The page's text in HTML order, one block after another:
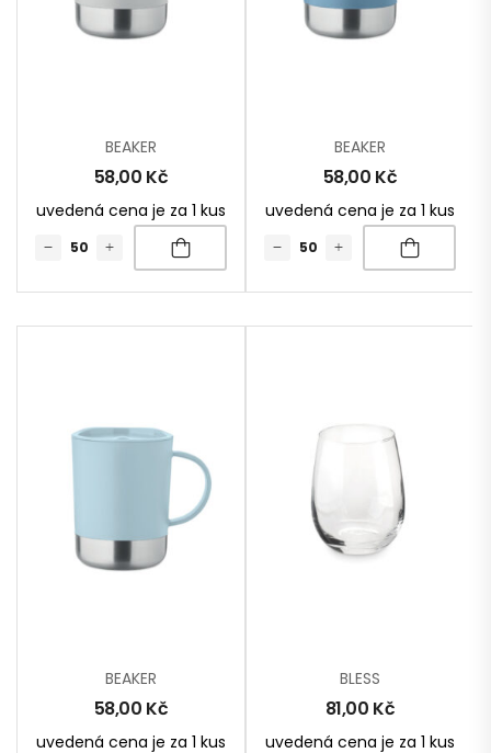
BEAKER
58,00 Kč
uvedená cena je za 1 kus
BEAKER
58,00 Kč
uvedená cena je za 1 kus
BEAKER
58,00 Kč
uvedená cena je za 1 kus
BLESS
81,00 Kč
uvedená cena je za 1 kus